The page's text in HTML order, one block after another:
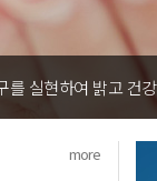
실현하여 밝고 건
more